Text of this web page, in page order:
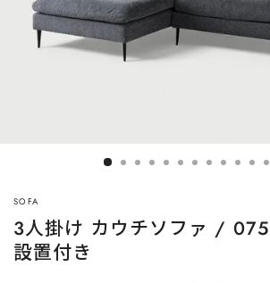
SOFA
3人掛け カウチソファ /
設置付き